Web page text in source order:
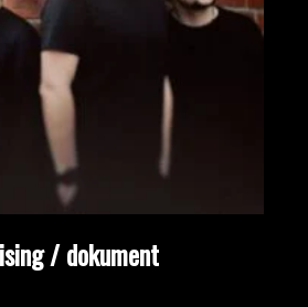
/ dokument